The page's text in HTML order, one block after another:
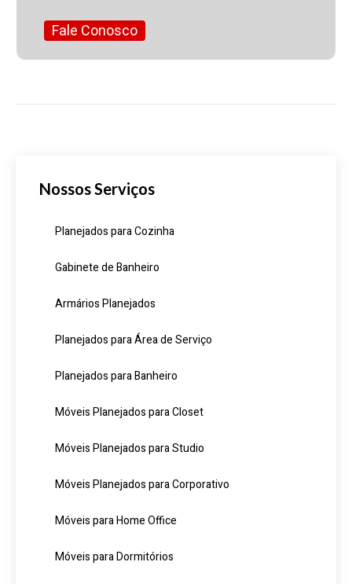
Fale Conosco
Nossos Serviços
Planejados para Cozinha
Gabinete de Banheiro
Armários Planejados
Planejados para Área de Serviço
Planejados para Banheiro
Móveis Planejados para Closet
Móveis Planejados para Studio
Móveis Planejados para Corporativo
Móveis para Home Office
Móveis para Dormitórios